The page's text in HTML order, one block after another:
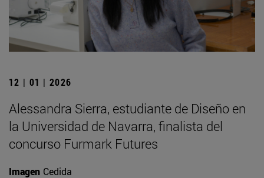
12 | 01 | 2026
Alessandra Sierra, estudiante de Diseño en
la Universidad de Navarra, finalista del
concurso Furmark Futures
Imagen Cedida